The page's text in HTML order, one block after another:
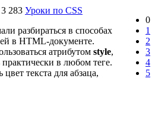
3 283 Уроки по CSS
0
1
2
3
4
5
разбираться в способах
в HTML-документе.
атрибутом style,
в любом теге.
текста для абзаца,